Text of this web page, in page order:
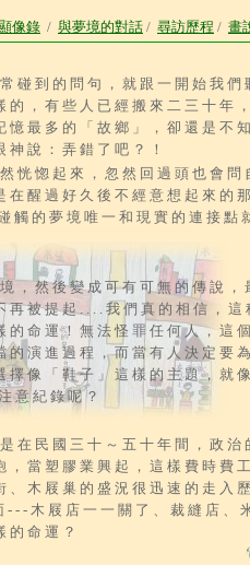
像錄 / 與夢境的對話 / 尋訪歷程 / 畫
碰到的問句，就跟一開始我們
的，有些人已經搬來二三十年
最多的「故鄉」，卻還是不
說：弄錯了吧？！
惚起來，忽然回過頭也會問
醒過好久後不經意想起來的
的夢境唯一和現實的連接點
然後變成可有可無的傳說，
再被提起....我們真的相信，這
命運！無法怪罪任何人，這
演進過程，而當有人決定要
像「鞋子」這樣的主題，就
意紀錄呢？
民國三十～五十年間，政治
當塑膠業興起，這樣費時費
木屐巢的盛況很迅速的走入歷
木屐店一一關了、裁縫店、
的命運？